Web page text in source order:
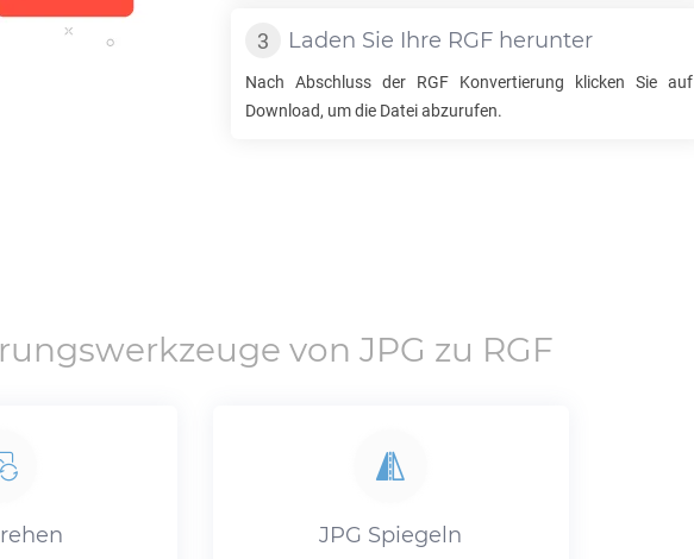
Laden Sie Ihre RGF herunter
Nach Abschluss der RGF Konvertierung klicken Sie auf
Download, um die Datei abzurufen.
von JPG zu RGF
JPG Spiegeln